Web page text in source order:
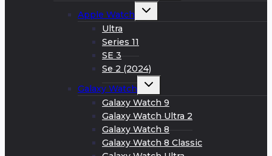
Apple Watch
Развернуть
Ultra
Series 11
SE 3
Se 2 (2024)
Galaxy Watch
Развернуть
меню
Galaxy Watch 9
Galaxy Watch Ultra 2
Galaxy Watch 8
Galaxy Watch 8 Classic